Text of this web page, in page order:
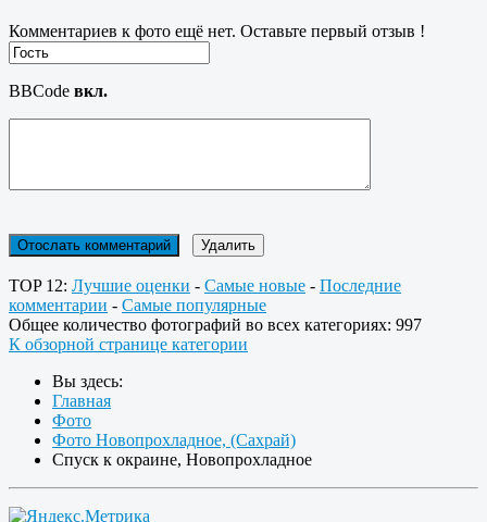
Комментариев к фото ещё нет. Оставьте первый отзыв !
BBCode вкл.
TOP 12: Лучшие оценки - Самые новые - Последние
комментарии - Самые популярные
Общее количество фотографий во всех категориях: 997
К обзорной странице категории
Вы здесь:
Главная
Фото
Фото Новопрохладное, (Сахрай)
Спуск к окраине, Новопрохладное